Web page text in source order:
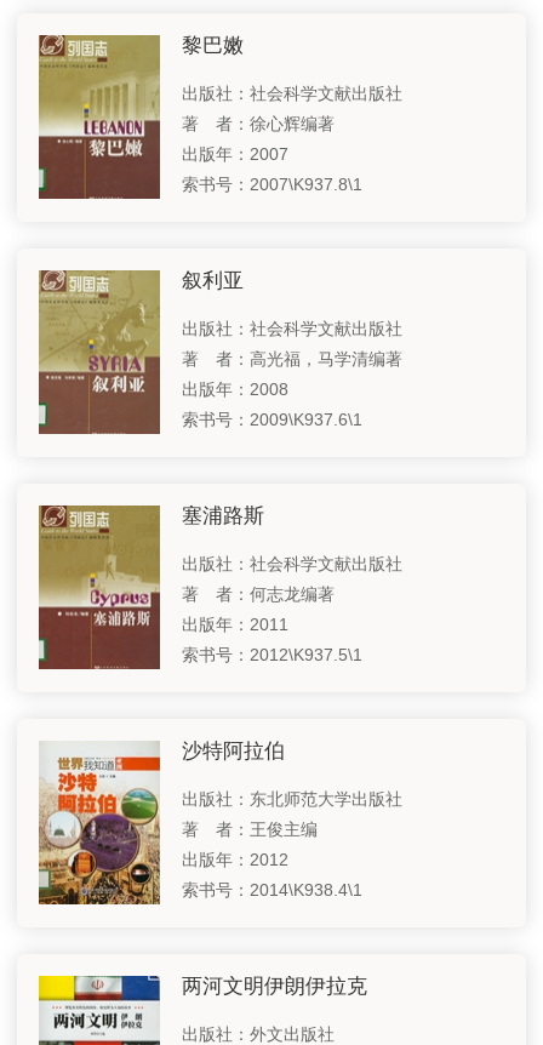
奋进新征程 建功新时代——党的二十大专题推介
古人的智慧—中国科技专题之一
五海三洲之地——西亚国家巡礼
黎巴嫩
出版社：社会科学文献出版社
著 者：徐心辉编著
出版年：2007
索书号：2007\K937.8\1
叙利亚
出版社：社会科学文献出版社
著 者：高光福，马学清编著
出版年：2008
索书号：2009\K937.6\1
塞浦路斯
出版社：社会科学文献出版社
著 者：何志龙编著
出版年：2011
索书号：2012\K937.5\1
沙特阿拉伯
出版社：东北师范大学出版社
著 者：王俊主编
出版年：2012
索书号：2014\K938.4\1
两河文明伊朗伊拉克
出版社：外文出版社